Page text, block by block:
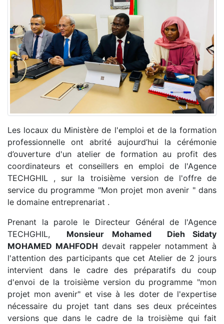
Les locaux du Ministère de l'emploi et de la formation
professionnelle ont abrité aujourd’hui la cérémonie
d’ouverture d'un atelier de formation au profit des
coordinateurs et conseillers en emploi de l'Agence
TECHGHIL , sur la troisième version de l'offre de
service du programme "Mon projet mon avenir " dans
le domaine entreprenariat .
Prenant la parole le Directeur Général de l'Agence
TECHGHIL, Monsieur Mohamed Dieh Sidaty
MOHAMED MAHFODH devait rappeler notamment à
l'attention des participants que cet Atelier de 2 jours
intervient dans le cadre des préparatifs du coup
d'envoi de la troisième version du programme "mon
projet mon avenir" et vise à les doter de l'expertise
nécessaire du projet tant dans ses deux préceintes
versions que dans le cadre de la troisième qui fait